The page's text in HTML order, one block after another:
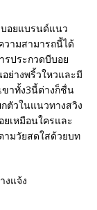
อยแบรนด์แนว
วามสามารถนี้ได้
รประกวดบีบอย
ย่างพริ้วใหวและมี
าทั้ง3นี้ต่างก็ชื่น
ตัวในแนวทางสวิง
ยเหมือนใครและ
ามวัยสดใสด้วยบท